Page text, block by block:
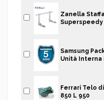
Zanella
Superspeedy
Samsung
Unità Interna
Ferrari Telo
850 L 950